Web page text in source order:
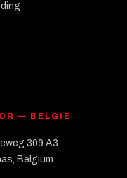
— BELGIË
309 A3
Belgium